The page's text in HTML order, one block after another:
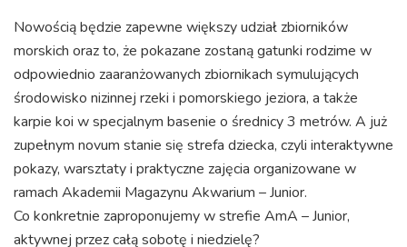
Nowością będzie zapewne większy udział zbiorników
morskich oraz to, że pokazane zostaną gatunki rodzime w
odpowiednio zaaranżowanych zbiornikach symulujących
środowisko nizinnej rzeki i pomorskiego jeziora, a także
karpie koi w specjalnym basenie o średnicy 3 metrów. A już
zupełnym novum stanie się strefa dziecka, czyli interaktywne
pokazy, warsztaty i praktyczne zajęcia organizowane w
ramach Akademii Magazynu Akwarium – Junior.
Co konkretnie zaproponujemy w strefie AmA – Junior,
aktywnej przez całą sobotę i niedzielę?